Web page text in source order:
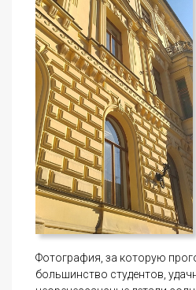
Фотография, за которую
большинство студентов,